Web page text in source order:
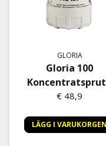
GLORIA
Gloria 100
€ 48,9
LÄGG I VARUKORGEN